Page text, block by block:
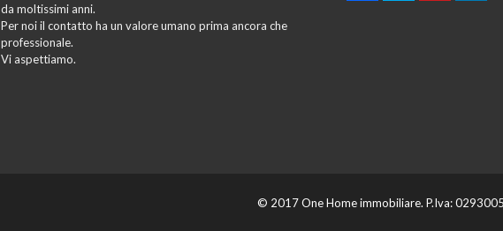
da moltissimi anni.
Per noi il contatto ha un valore umano prima ancora che
professionale.
Vi aspettiamo.
© 2017 One Home immobiliare. P.Iva: